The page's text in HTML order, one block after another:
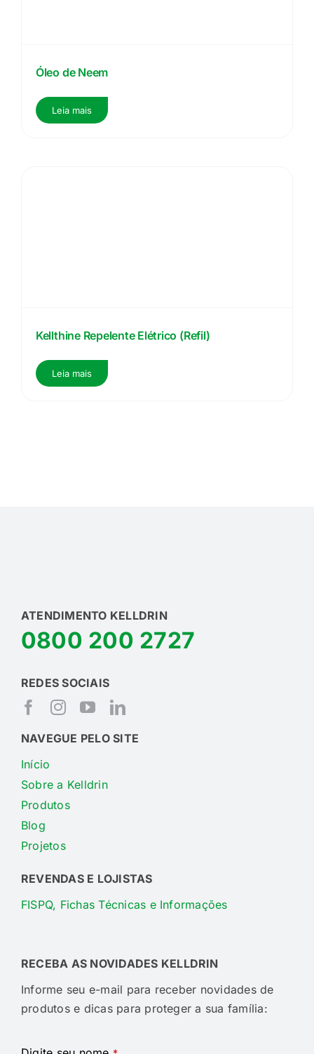
Óleo de Neem
Leia mais
Kellthine Repelente Elétrico (Refil)
Leia mais
ATENDIMENTO KELLDRIN
0800 200 2727
REDES SOCIAIS
NAVEGUE PELO SITE
Início
Sobre a Kelldrin
Produtos
Blog
Projetos
REVENDAS E LOJISTAS
FISPQ, Fichas Técnicas e Informações
RECEBA AS NOVIDADES KELLDRIN
Informe seu e-mail para receber novidades de
produtos e dicas para proteger a sua família: